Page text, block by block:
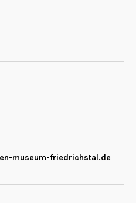
museum-friedrichstal.de